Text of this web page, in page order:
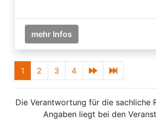
mehr Infos
1 2 3 4
Die Verantwortung für die sachliche
Angaben liegt bei den